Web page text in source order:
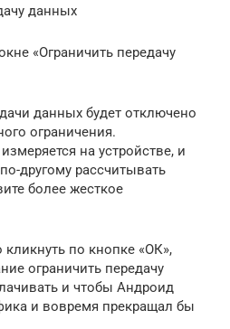
данных
«Ограничить передачу
данных будет отключено
ограничения.
на устройстве, и
другому рассчитывать
более жесткое
по кнопке «ОК»,
ограничить передачу
и чтобы Андроид
и вовремя прекращал бы